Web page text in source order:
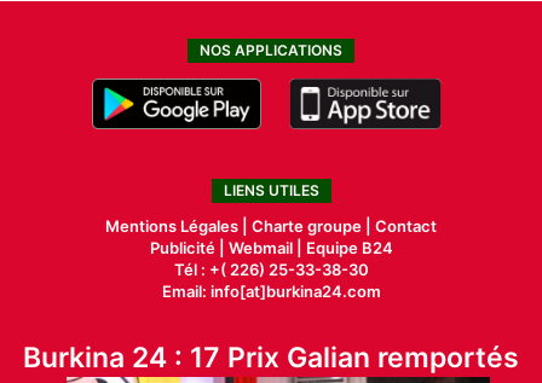
NOS APPLICATIONS
LIENS UTILES
Mentions Légales | Charte groupe | Contact
Publicité| Webmail |
Equipe B24
Tél : +( 226) 25-33-38-30
Email: info[at]burkina24.com
Burkina 24 : 17 Prix Galian remportés